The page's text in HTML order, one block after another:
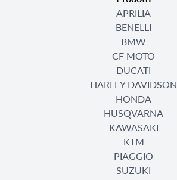
APRILIA
BENELLI
BMW
CF MOTO
DUCATI
HARLEY DAVIDSON
HONDA
HUSQVARNA
KAWASAKI
KTM
PIAGGIO
SUZUKI